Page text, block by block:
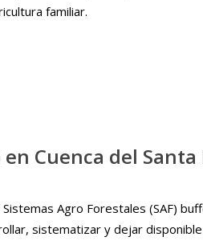
familiar.
Cuenca del Santa
Agro Forestales (SAF)
sistematizar y dejar